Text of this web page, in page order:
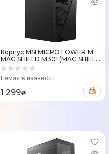
Корпус MSI MICROTOWER M
MAG SHIELD M301 (MAG SHIELD
M301)
Немає в наявності
1 299₴